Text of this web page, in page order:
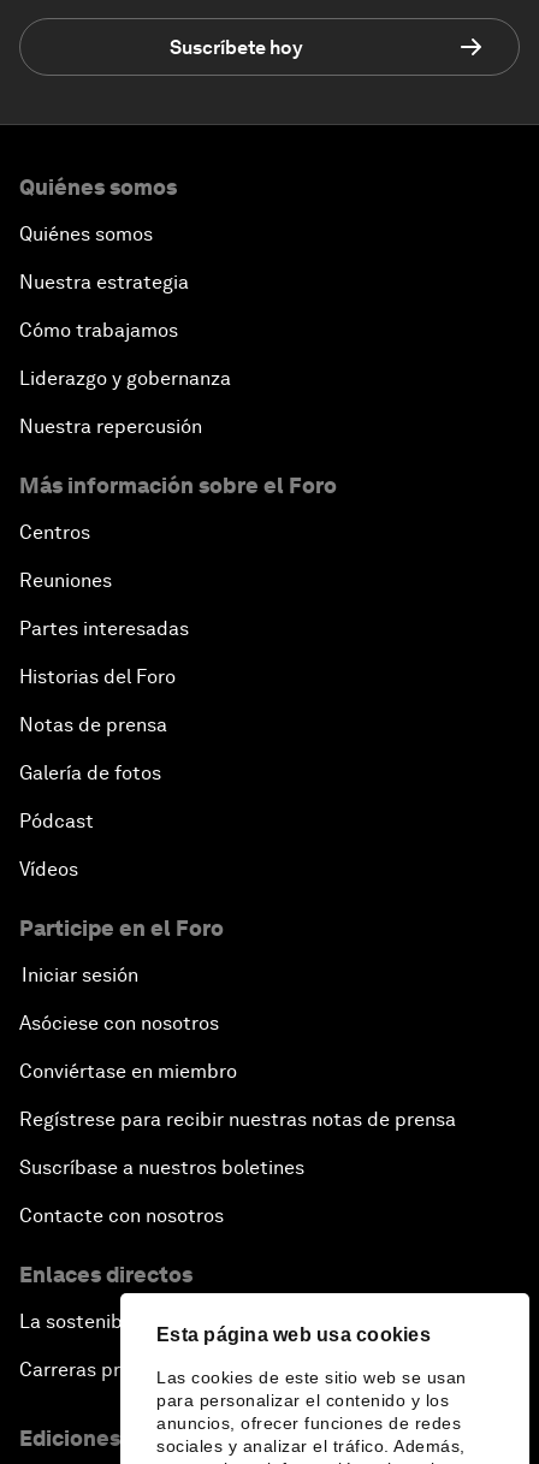
Esta página web usa cookies
Las cookies de este sitio web se usan
para personalizar el contenido y los
anuncios, ofrecer funciones de redes
sociales y analizar el tráfico. Además,
Suscríbete hoy
Quiénes somos
Quiénes somos
Nuestra estrategia
Cómo trabajamos
Liderazgo y gobernanza
Nuestra repercusión
Más información sobre el Foro
Centros
Reuniones
Partes interesadas
Historias del Foro
Notas de prensa
Galería de fotos
Pódcast
Vídeos
Participe en el Foro
Iniciar sesión
Asóciese con nosotros
Conviértase en miembro
Regístrese para recibir nuestras notas de prensa
Suscríbase a nuestros boletines
Contacte con nosotros
Enlaces directos
La sostenibilidad en el Foro
Carreras profesionales
Ediciones en otros idiomas